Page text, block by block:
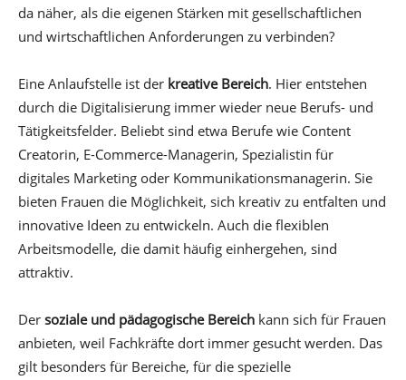
da näher, als die eigenen Stärken mit gesellschaftlichen
und wirtschaftlichen Anforderungen zu verbinden?
Eine Anlaufstelle ist der kreative Bereich. Hier entstehen
durch die Digitalisierung immer wieder neue Berufs- und
Tätigkeitsfelder. Beliebt sind etwa Berufe wie Content
Creatorin, E-Commerce-Managerin, Spezialistin für
digitales Marketing oder Kommunikationsmanagerin. Sie
bieten Frauen die Möglichkeit, sich kreativ zu entfalten und
innovative Ideen zu entwickeln. Auch die flexiblen
Arbeitsmodelle, die damit häufig einhergehen, sind
attraktiv.
Der soziale und pädagogische Bereich kann sich für Frauen
anbieten, weil Fachkräfte dort immer gesucht werden. Das
gilt besonders für Bereiche, für die spezielle